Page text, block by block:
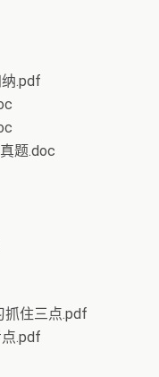
.pdf
题.doc
抓住三点.pdf
.pdf